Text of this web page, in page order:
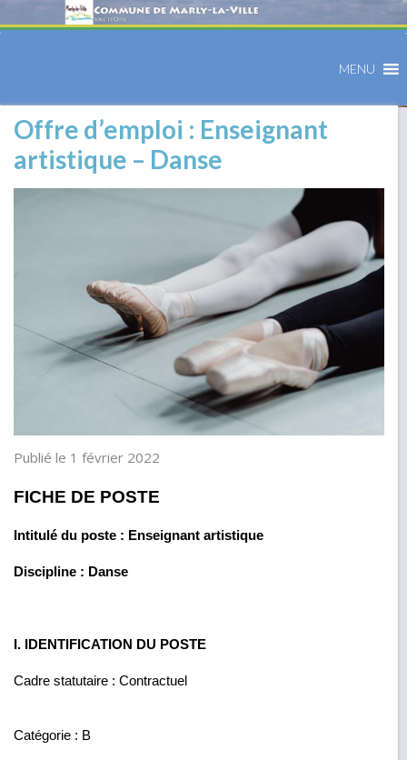
MENU
Offre d’emploi : Enseignant
artistique – Danse
Publié le 1 février 2022
FICHE DE POSTE
Intitulé du poste : Enseignant artistique
Discipline : Danse
I. IDENTIFICATION DU POSTE
Cadre statutaire : Contractuel
Catégorie : B